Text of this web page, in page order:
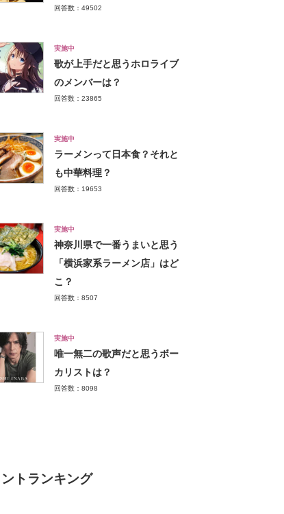
回答数：49502
実施中
歌が上手だと思うホロライブ
のメンバーは？
回答数：23865
実施中
ラーメンって日本食？それと
も中華料理？
回答数：19653
実施中
神奈川県で一番うまいと思う
「横浜家系ラーメン店」はど
こ？
回答数：8507
実施中
唯一無二の歌声だと思うボー
カリストは？
回答数：8098
トランキング